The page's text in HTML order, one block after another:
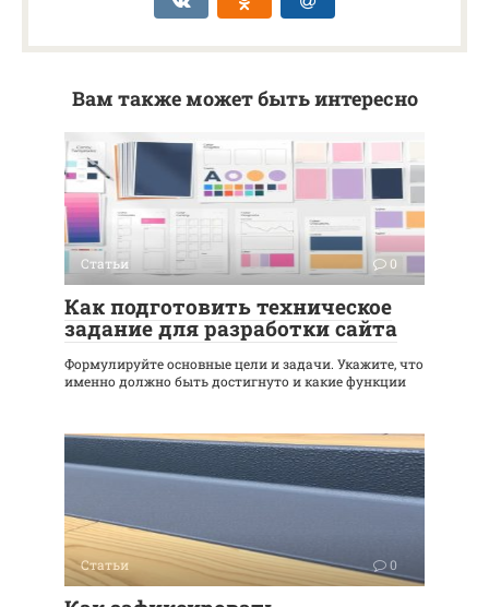
Вам также может быть интересно
Статьи 0
Как подготовить техническое
задание для разработки сайта
Формулируйте основные цели и задачи. Укажите, что
именно должно быть достигнуто и какие функции
Статьи 0